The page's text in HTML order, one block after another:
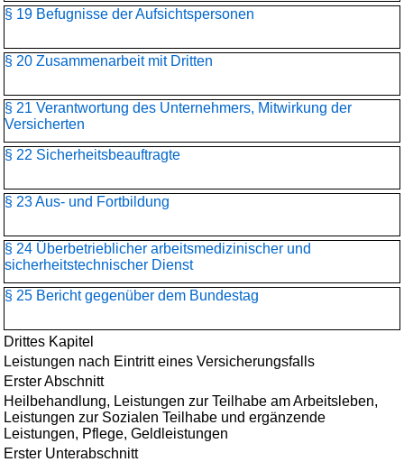
§ 19 Befugnisse der Aufsichtspersonen
§ 20 Zusammenarbeit mit Dritten
§ 21 Verantwortung des Unternehmers, Mitwirkung der
Versicherten
§ 22 Sicherheitsbeauftragte
§ 23 Aus- und Fortbildung
§ 24 Überbetrieblicher arbeitsmedizinischer und
sicherheitstechnischer Dienst
§ 25 Bericht gegenüber dem Bundestag
Drittes Kapitel
Leistungen nach Eintritt eines Versicherungsfalls
Erster Abschnitt
Heilbehandlung, Leistungen zur Teilhabe am Arbeitsleben,
Leistungen zur Sozialen Teilhabe und ergänzende
Leistungen, Pflege, Geldleistungen
Erster Unterabschnitt